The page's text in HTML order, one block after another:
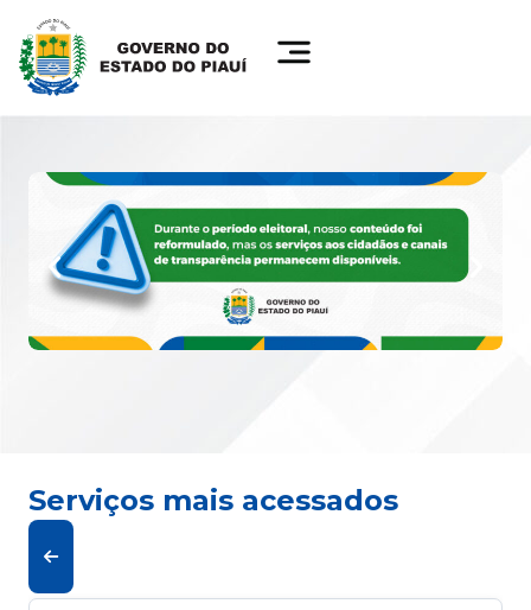
Serviços mais acessados